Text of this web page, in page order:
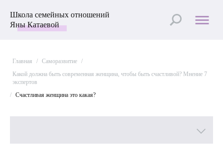
Школа семейных отношений
Яны Катаевой
Главная / Саморазвитие /
Какой должна быть современная женщина, чтобы быть счастливой? Мнение 7
экспертов
/ Счастливая женщина это какая?